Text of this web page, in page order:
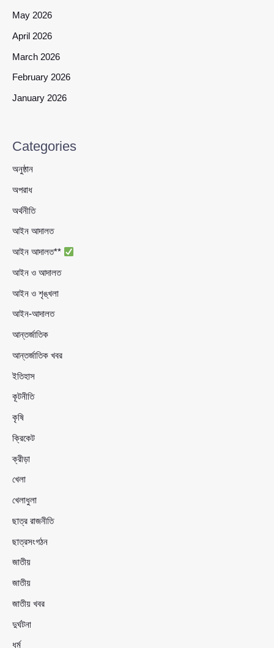
May 2026
April 2026
March 2026
February 2026
January 2026
Categories
অনুষ্ঠান
অপরাধ
অর্থনীতি
আইন আদালত
আইন আদালত**
আইন ও আদালত
আইন ও শৃঙ্খলা
আইন-আদালত
আন্তর্জাতিক
আন্তর্জাতিক খবর
ইতিহাস
কূটনীতি
কৃষি
ক্রিকেট
ক্রীড়া
খেলা
খেলাধুলা
ছাত্র রাজনীতি
ছাত্রসংগঠন
জাতীয়
জাতীয়
জাতীয় খবর
দুর্ঘটনা
ধর্ম